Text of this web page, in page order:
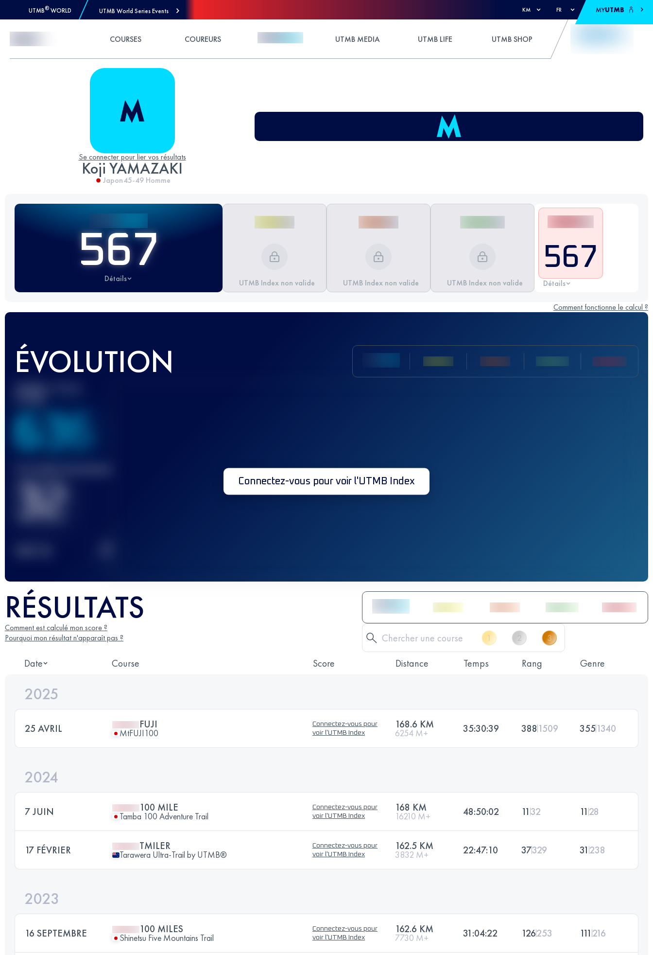
UTMB® WORLD UTMB World Series Events KM FR MYUTMB
COURSES COUREURS UTMB MEDIA UTMB LIFE UTMB SHOP
Se connecter pour lier vos résultats
Koji YAMAZAKI
Japon45-49 Homme
567
Détails UTMB Index non valide UTMB Index non valide UTMB Index non valide
567
Détails
Comment fonctionne le calcul ?
ÉVOLUTION
Meilleur Score
636
32 Connectez-vous pour voir l'UTMB Index
RÉSULTATS
Comment est calculé mon score ?
Pourquoi mon résultat n'apparaît pas ?
Date Course Score Distance Temps Rang Genre
2025
25 AVRIL FUJI
MtFUJI100
Connectez-vous pour
voir l'UTMB Index
168.6 KM
6254 M+ 35:30:39 388 1509 3551340
2024
7 JUIN 100 MILE
Tamba 100 Adventure Trail
Connectez-vous pour
voir l'UTMB Index
168 KM
16210 M+ 48:50:02 1132 11 28
17 FÉVRIER TMILER
Tarawera Ultra-Trail by UTMB®
Connectez-vous pour
voir l'UTMB Index
162.5 KM
3832 M+ 22:47:10 37329 31 238
2023
16 SEPTEMBRE 100 MILES
Shinetsu Five Mountains Trail
Connectez-vous pour
voir l'UTMB Index
162.6 KM
7730 M+ 31:04:22 126253 111 216